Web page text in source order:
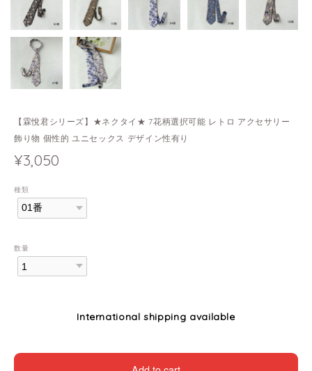
【霖悅君シリーズ】★ネクタイ★ 7花柄選択可能 レトロ アクセサリー
飾り物 個性的 ユニセックス デザイン性有り
¥3,050
種類
数量
International shipping available